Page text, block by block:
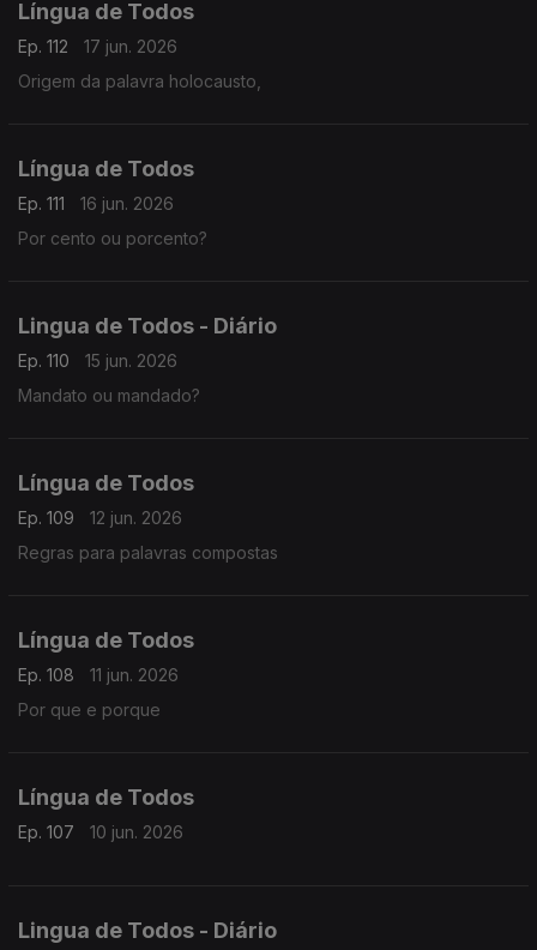
Língua de Todos
Ep. 112
17 jun. 2026
Origem da palavra holocausto,
Língua de Todos
Ep. 111
16 jun. 2026
Por cento ou porcento?
Lingua de Todos - Diário
Ep. 110
15 jun. 2026
Mandato ou mandado?
Língua de Todos
Ep. 109
12 jun. 2026
Regras para palavras compostas
Língua de Todos
Ep. 108
11 jun. 2026
Por que e porque
Língua de Todos
Ep. 107 10 jun. 2026
Lingua de Todos - Diário